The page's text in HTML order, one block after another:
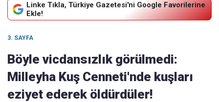
Linke Tıkla, Türkiye Gazetesi'ni Google Favorilerine
Ekle!
3. SAYFA
Böyle vicdansızlık görülmedi:
Milleyha Kuş Cenneti'nde kuşları
eziyet ederek öldürdüler!